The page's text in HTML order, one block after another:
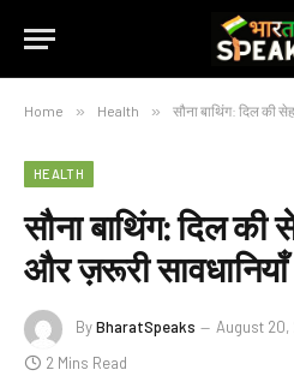
Home » Health » सौना बाथिंग: दिल की
HEALTH
सौना बाथिंग: दिल
और ज़रूरी सावधानियाँ
ByBharatSpeaks August 20,
2 Mins Read